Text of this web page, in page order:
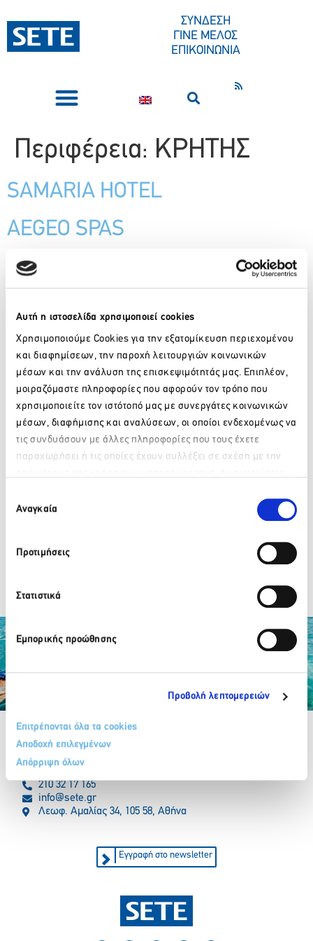
Αυτή η ιστοσελίδα χρησιμοποιεί cookies
Χρησιμοποιούμε Cookies για την εξατομίκευση περιεχομένου
και διαφημίσεων, την παροχή λειτουργιών κοινωνικών
μέσων και την ανάλυση της επισκεψιμότητάς μας. Επιπλέον,
μοιραζόμαστε πληροφορίες που αφορούν τον τρόπο που
χρησιμοποιείτε τον ιστότοπό μας με συνεργάτες κοινωνικών
μέσων, διαφήμισης και αναλύσεων, οι οποίοι ενδεχομένως να
τις συνδυάσουν με άλλες πληροφορίες που τους έχετε
παραχωρήσει ή τις οποίες έχουν συλλέξει σε σχέση με την
των Cookies μας.
συγκατάθεσης
Αναγκαία
Προτιμήσεις
Στατιστικά
Εμπορικής προώθησης
Προβολή λεπτομερειών
Επιτρέπονται όλα τα cookies
Αποδοχή επιλεγμένων
Απόρριψη όλων
ΣΥΝΔΕΣΗ
ΓΙΝΕ ΜΕΛΟΣ
ΕΠΙΚΟΙΝΩΝΙΑ
Περιφέρεια: ΚΡΗΤΗΣ
SAMARIA HOTEL
AEGEO SPAS
ΡΕΘΥΜΝΟ Α.Ε ΞΕΝΟΔΟΧΕΙΑΚΕΣ
& ΤΟΥΡΙΣΤΙΚΕΣ ΕΠΙΧΕΙΡΗΣΕΙΣ
KYDON THE HEART CITY HOTEL
PILOT BEACH RESORT
LOUIS HOTELS
ΘΑΛΑΣΣΙΝΟ ΑΣΤΕΡΙ
ECONOMOU HOTELS
MITSIS HOTELS
←ΠΡΟΗΓΟΎΜΕΝΟ ΕΠΌΜΕΝΟ →
210 32 17 165
info@sete.gr
Λεωφ. Αμαλίας 34, 105 58, Αθήνα
Εγγραφή στο newsletter